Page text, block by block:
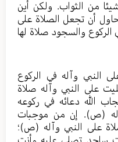
من الثواب. ولكن أين
حاول أن تجعل الصلاة على
والسجود صلاة لها
النبي وآله في الركوع
على النبي وآله صلاة
الله دعائه في ركوعه
(ص). إن من موجبات
على النبي وآله (ص)؛